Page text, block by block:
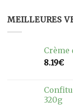
MEILLEURES
Crème
8.19€
320g